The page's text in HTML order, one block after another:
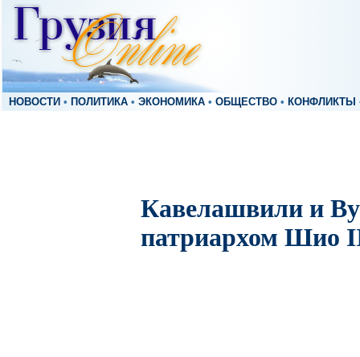
НОВОСТИ • ПОЛИТИКА • ЭКОНОМИКА • ОБЩЕСТВО • КОНФЛИКТЫ
Кавелашвили и
патриархом Шио